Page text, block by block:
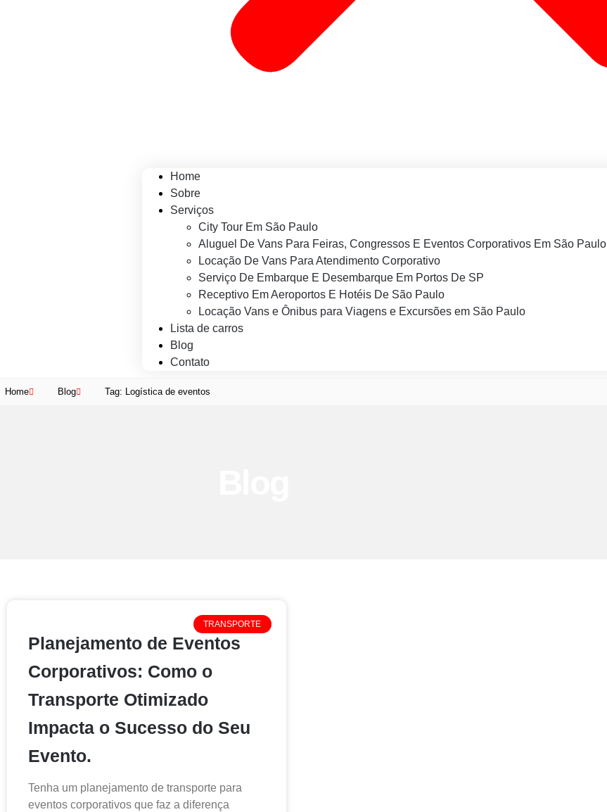
Home
Sobre
Serviços
City Tour Em São Paulo
Aluguel De Vans Para Feiras, Congressos E Eventos Corporativos Em São Paulo
Locação De Vans Para Atendimento Corporativo
Serviço De Embarque E Desembarque Em Portos De SP
Receptivo Em Aeroportos E Hotéis De São Paulo
Locação Vans e Ônibus para Viagens e Excursões em São Paulo
Lista de carros
Blog
Contato
Home Blog Tag: Logística de eventos
TRANSPORTE
Planejamento de Eventos
Corporativos: Como o
Transporte Otimizado
Impacta o Sucesso do Seu
Evento.
Tenha um planejamento de transporte para
eventos corporativos que faz a diferença